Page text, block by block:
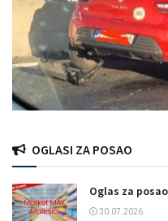
OGLASI ZA POSAO
Oglas za
30.07.2026.